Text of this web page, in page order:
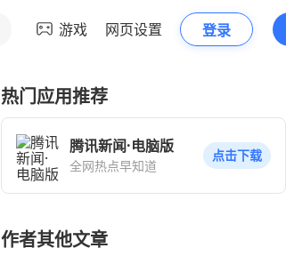
游戏 网页设置 登录
热门应用推荐
腾讯新闻·电脑版
全网热点早知道
点击下载
作者其他文章